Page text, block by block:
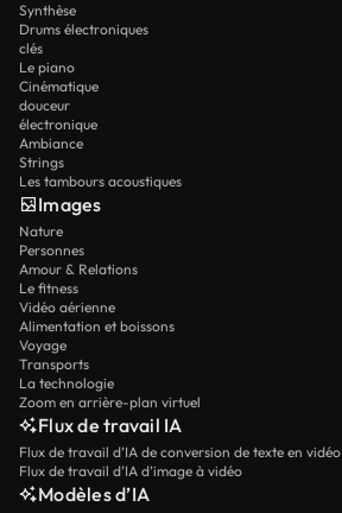
Synthèse
Drums électroniques
clés
Le piano
Cinématique
douceur
électronique
Ambiance
Strings
Les tambours acoustiques
Images
Nature
Personnes
Amour & Relations
Le fitness
Vidéo aérienne
Alimentation et boissons
Voyage
Transports
La technologie
Zoom en arrière-plan virtuel
Flux de travail IA
Flux de travail d’IA de conversion de texte en vidéo
Flux de travail d’IA d’image à vidéo
Modèles d’IA